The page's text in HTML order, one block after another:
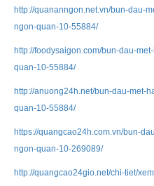
http://quananngon.net.vn/bun-dau-
ngon-quan-10-55884/
http://foodysaigon.com/bun-dau-
quan-10-55884/
http://anuong24h.net/bun-dau-met-
quan-10-55884/
https://quangcao24h.com.vn/bun-
ngon-quan-10-269089/
http://quangcao24gio.net/chi-tiet/